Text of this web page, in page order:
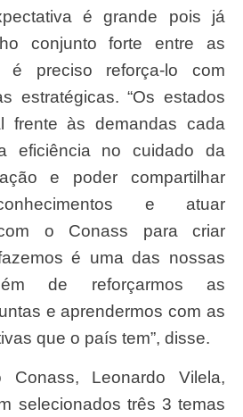
é grande pois já
conjunto forte entre as
é preciso reforça-lo com
estratégicas. “Os estados
frente às demandas cada
eficiência no cuidado da
e poder compartilhar
e atuar
com o Conass para criar
é uma das nossas
de reforçarmos as
e aprendermos com as
que o país tem”, disse.
selecionados três 3 temas